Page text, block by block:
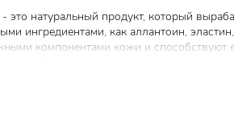
- это натуральный продукт, который
ингредиентами, как аллантоин,
компонентами кожи и